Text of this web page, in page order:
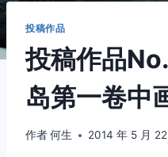
投稿作品
投稿作品
岛第一卷中
作者何生 2014 年 5 月 22